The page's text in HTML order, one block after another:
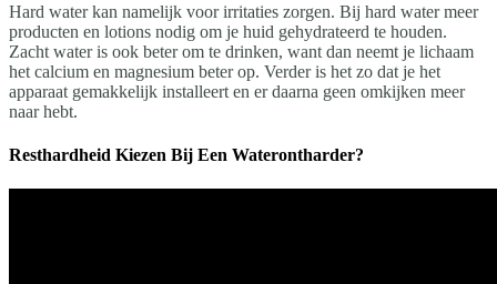
Hard water kan namelijk voor irritaties zorgen. Bij hard water meer
producten en lotions nodig om je huid gehydrateerd te houden.
Zacht water is ook beter om te drinken, want dan neemt je lichaam
het calcium en magnesium beter op. Verder is het zo dat je het
apparaat gemakkelijk installeert en er daarna geen omkijken meer
naar hebt.
Resthardheid Kiezen Bij Een Waterontharder?